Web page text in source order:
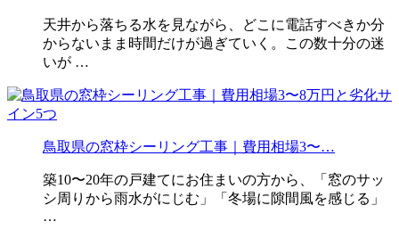
天井から落ちる水を見ながら、どこに電話すべきか分
からないまま時間だけが過ぎていく。この数十分の迷
いが …
鳥取県の窓枠シーリング工事｜費用相場3〜…
築10〜20年の戸建てにお住まいの方から、「窓のサッ
シ周りから雨水がにじむ」「冬場に隙間風を感じる」
…